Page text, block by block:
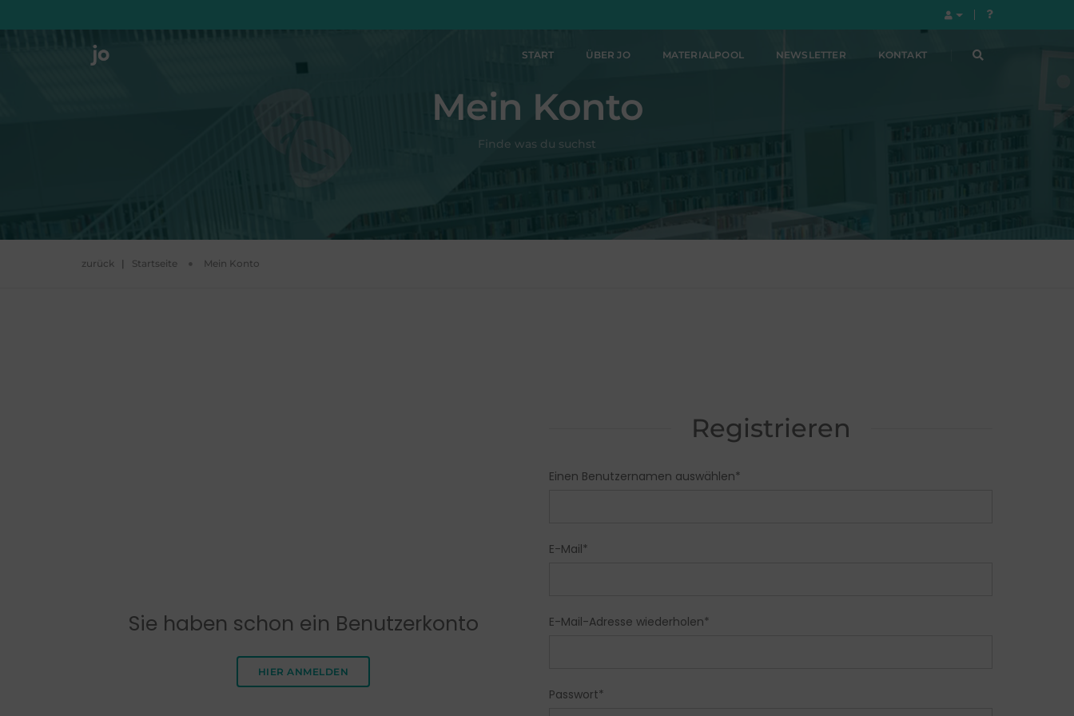
START ÜBER JO MATERIALPOOL NEWSLETTER KONTAKT
Mein Konto
Finde was du suchst
zurück | Startseite Mein Konto
Sie haben schon ein Benutzerkonto
HIER ANMELDEN
Registrieren
Einen Benutzernamen auswählen*
E-Mail*
E-Mail-Adresse wiederholen*
Passwort*